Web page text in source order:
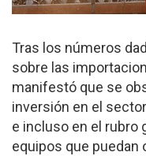
Tras los números
sobre las
manifestó que se
inversión en el
e incluso en el rubro
equipos que